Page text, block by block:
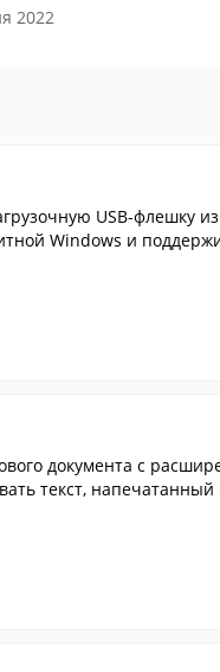
2022
USB-флешку
Windows и
документа с
текст,